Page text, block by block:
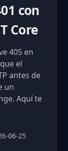
con
Core
405 en
el
antes de
un
Aquí te
06-25